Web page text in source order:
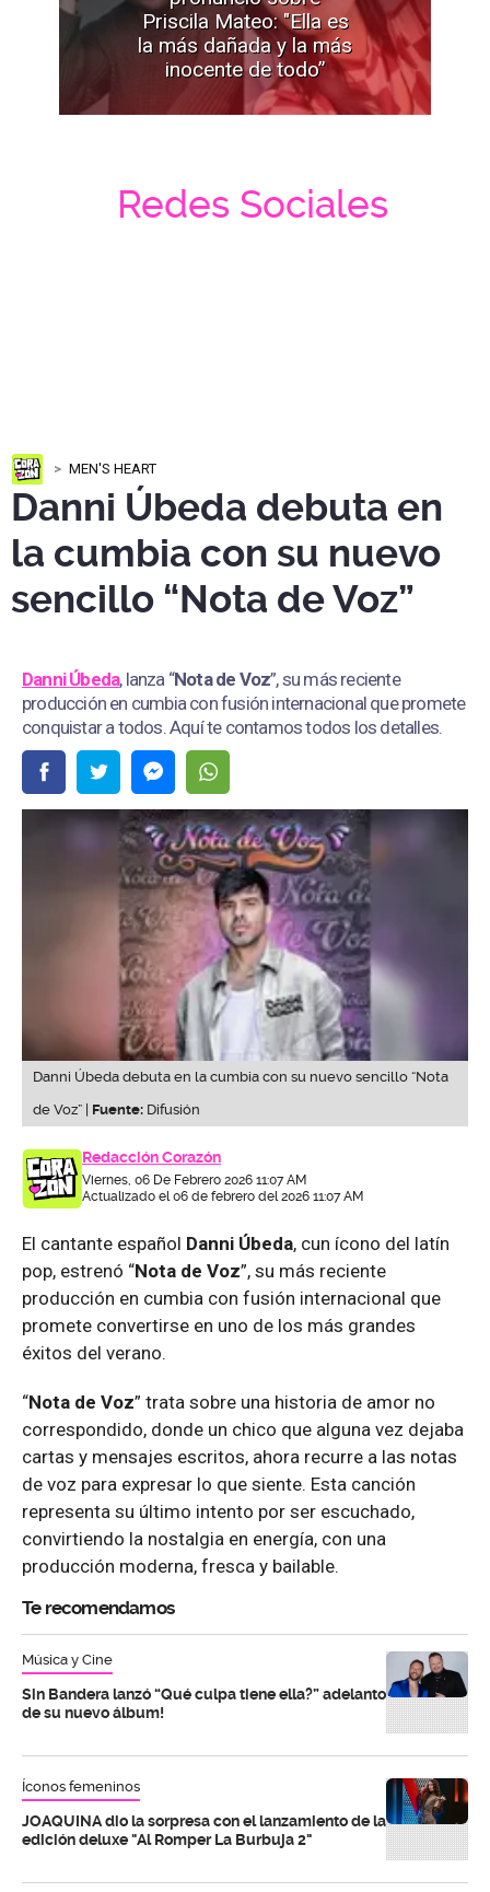
Priscila Mateo: "Ella es
la más dañada y la más
inocente de todo”
Redes Sociales
MEN'S HEART
Danni Úbeda debuta en
la cumbia con su nuevo
sencillo “Nota de Voz”
Danni Úbeda, lanza “Nota de Voz”, su más reciente
producción en cumbia con fusión internacional que promete
conquistar a todos. Aquí te contamos todos los detalles.
Danni Úbeda debuta en la cumbia con su nuevo sencillo “Nota
de Voz” | Fuente: Difusión
Redacción Corazón
Viernes, 06 De Febrero 2026 11:07 AM
Actualizado el 06 de febrero del 2026 11:07 AM
El cantante español Danni Úbeda, cun ícono del latín
pop, estrenó “Nota de Voz”, su más reciente
producción en cumbia con fusión internacional que
promete convertirse en uno de los más grandes
éxitos del verano.
“Nota de Voz” trata sobre una historia de amor no
correspondido, donde un chico que alguna vez dejaba
cartas y mensajes escritos, ahora recurre a las notas
de voz para expresar lo que siente. Esta canción
representa su último intento por ser escuchado,
convirtiendo la nostalgia en energía, con una
producción moderna, fresca y bailable.
Te recomendamos
Música y Cine
Sin Bandera lanzó “Qué culpa tiene ella?” adelanto
de su nuevo álbum!
Íconos femeninos
JOAQUINA dio la sorpresa con el lanzamiento de la
edición deluxe "Al Romper La Burbuja 2"